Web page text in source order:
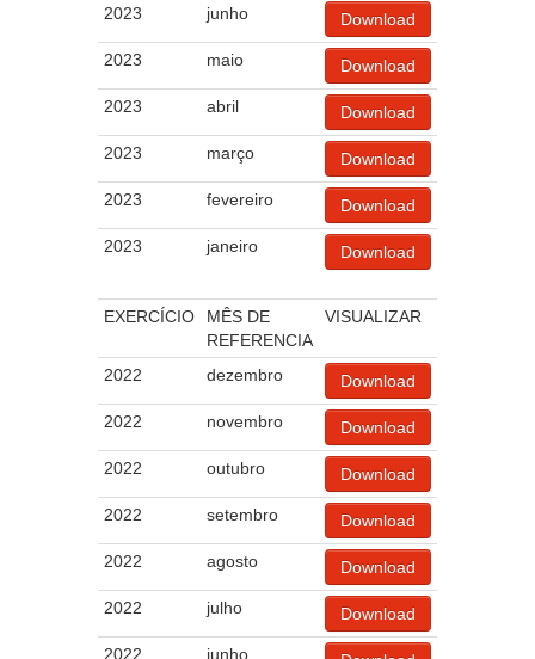
2023 junho Download
2023 maio Download
2023 abril Download
2023 março Download
2023 fevereiro Download
2023 janeiro Download
EXERCÍCIO
MÊS DE
REFERENCIA
VISUALIZAR
2022 dezembro Download
2022 novembro Download
2022 outubro Download
2022 setembro Download
2022 agosto Download
2022 julho Download
2022 junho